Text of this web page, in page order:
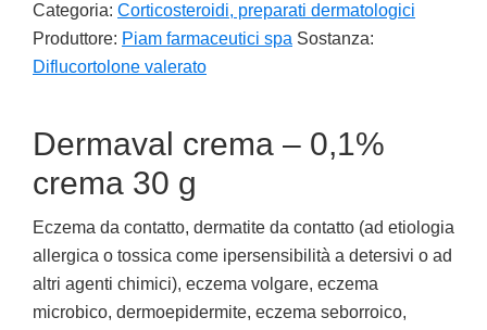
Categoria: Corticosteroidi, preparati dermatologici
Produttore: Piam farmaceutici spa Sostanza:
Diflucortolone valerato
Dermaval crema – 0,1%
crema 30 g
Eczema da contatto, dermatite da contatto (ad etiologia
allergica o tossica come ipersensibilità a detersivi o ad
altri agenti chimici), eczema volgare, eczema
microbico, dermoepidermite, eczema seborroico,